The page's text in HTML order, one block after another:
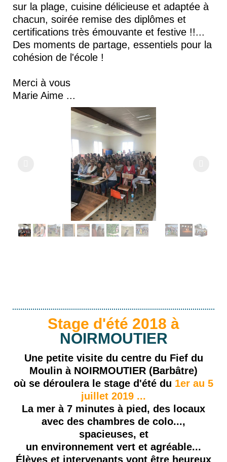
sur la plage, cuisine délicieuse et adaptée à
chacun, soirée remise des diplômes et
certifications très émouvante et festive !!...
Des moments de partage, essentiels pour la
cohésion de l'école !
Merci à vous
Marie Aime ...
Stage d'été 2018 à
NOIRMOUTIER
Une petite visite du centre du Fief du
Moulin à NOIRMOUTIER (Barbâtre)
où se déroulera le stage d'été du 1er au 5
juillet 2019 ...
La mer à 7 minutes à pied, des locaux
avec des chambres de colo...,
spacieuses, et
un environnement vert et agréable...
Élèves et intervenants vont être heureux